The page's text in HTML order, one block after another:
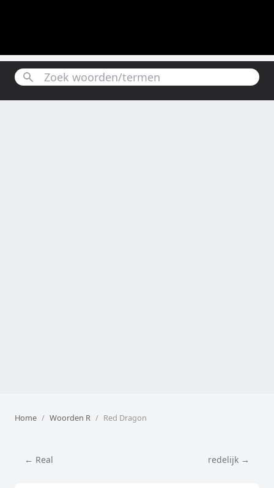
Home Woorden R Red Dragon
← Real redelijk →